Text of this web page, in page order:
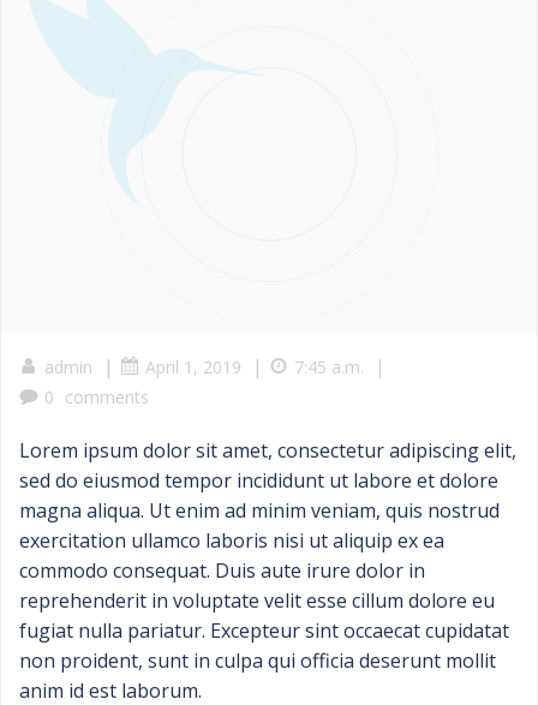
admin | April 1, 2019 | 7:45 a.m. |
0 comments
Lorem ipsum dolor sit amet, consectetur adipiscing elit,
sed do eiusmod tempor incididunt ut labore et dolore
magna aliqua. Ut enim ad minim veniam, quis nostrud
exercitation ullamco laboris nisi ut aliquip ex ea
commodo consequat. Duis aute irure dolor in
reprehenderit in voluptate velit esse cillum dolore eu
fugiat nulla pariatur. Excepteur sint occaecat cupidatat
non proident, sunt in culpa qui officia deserunt mollit
anim id est laborum.